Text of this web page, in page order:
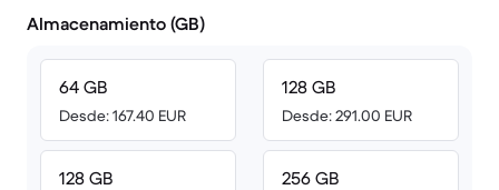
Almacenamiento (GB)
64 GB
Desde: 167.40 EUR
128 GB
128 GB
Desde: 291.00 EUR
256 GB